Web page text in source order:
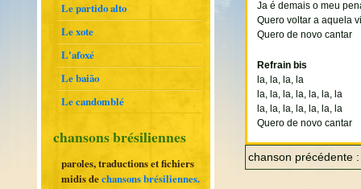
Ja é demais o meu
Quero voltar a aquela
Quero de novo cantar
Refrain bis
la, la, la, la
la, la, la, la, la, la, la
la, la, la, la, la, la, la
Quero de novo cantar
chanson précédente
Le partido alto
Le xote
L'afoxé
Le baião
Le candomblé
chansons brésiliennes
paroles, traductions et fichiers
midis dechansons brésiliennes.